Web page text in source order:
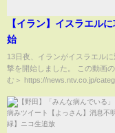
【イラン】イスラエルに
始
13日夜、イランがイスラエル
撃を開始しました。 この動画
む＞ https://news.ntv.co.jp/